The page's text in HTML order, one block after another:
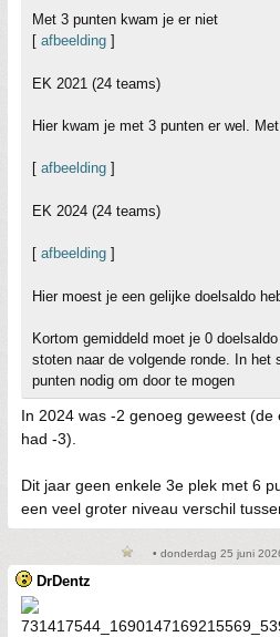
Met 3 punten kwam je er niet
[ afbeelding ]
EK 2021 (24 teams)
Hier kwam je met 3 punten er wel.
[ afbeelding ]
EK 2024 (24 teams)
[ afbeelding ]
Hier moest je een gelijke doelsaldo
Kortom gemiddeld moet je 0
stoten naar de volgende ronde. In het
punten nodig om door te mogen
In 2024 was -2 genoeg geweest
had -3).
Dit jaar geen enkele 3e plek met 6
een veel groter niveau verschil
• donderdag 25 juni
DrDentz